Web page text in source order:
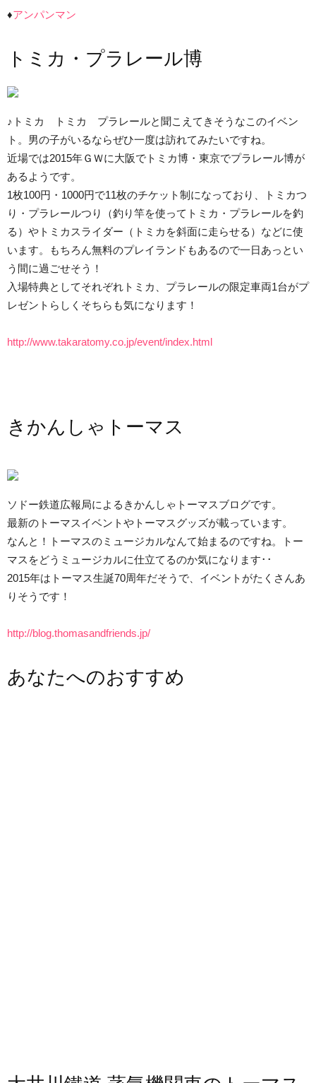
♦アンパンマン
トミカ・プラレール博
♪トミカ トミカ プラレールと聞こえてきそうなこのイベン
ト。男の子がいるならぜひ一度は訪れてみたいですね。
近場では2015年ＧＷに大阪でトミカ博・東京でプラレール博が
あるようです。
1枚100円・1000円で11枚のチケット制になっており、トミカつ
り・プラレールつり（釣り竿を使ってトミカ・プラレールを釣
る）やトミカスライダー（トミカを斜面に走らせる）などに使
います。もちろん無料のプレイランドもあるので一日あっとい
う間に過ごせそう！
入場特典としてそれぞれトミカ、プラレールの限定車両1台がプ
レゼントらしくそちらも気になります！
http://www.takaratomy.co.jp/event/index.html
きかんしゃトーマス
ソドー鉄道広報局によるきかんしゃトーマスブログです。
最新のトーマスイベントやトーマスグッズが載っています。
なんと！トーマスのミュージカルなんて始まるのですね。トー
マスをどうミュージカルに仕立てるのか気になります･･
2015年はトーマス生誕70周年だそうで、イベントがたくさんあ
りそうです！
http://blog.thomasandfriends.jp/
あなたへのおすすめ